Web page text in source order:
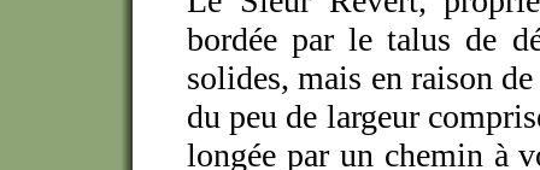
bordée par le talus de
solides, mais en raison
du peu de largeur
longée par un chemin à